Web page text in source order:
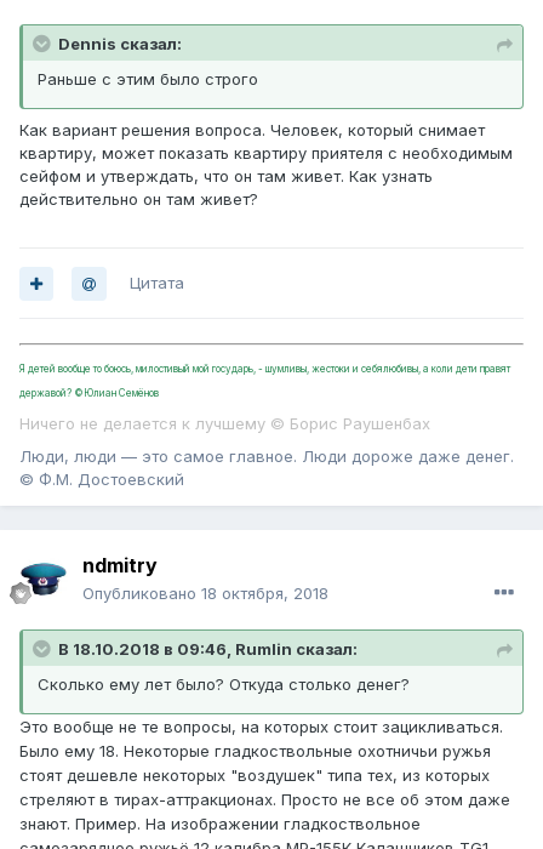
Dennis сказал:
Раньше с этим было строго
Как вариант решения вопроса. Человек, который снимает
квартиру, может показать квартиру приятеля с необходимым
сейфом и утверждать, что он там живет. Как узнать
действительно он там живет?
Цитата
Я детей вообще то боюсь, милостивый мой государь, - шумливы, жестоки и себялюбивы, а коли дети правят
державой? ©Юлиан Семёнов
Ничего не делается к лучшему © Борис Раушенбах
Люди, люди — это самое главное. Люди дороже даже денег.
© Ф.М. Достоевский
ndmitry
Опубликовано 18 октября, 2018
В 18.10.2018 в 09:46, Rumlin сказал:
Сколько ему лет было? Откуда столько денег?
Это вообще не те вопросы, на которых стоит зацикливаться.
Было ему 18. Некоторые гладкоствольные охотничьи ружья
стоят дешевле некоторых "воздушек" типа тех, из которых
стреляют в тирах-аттракционах. Просто не все об этом даже
знают. Пример. На изображении гладкоствольное